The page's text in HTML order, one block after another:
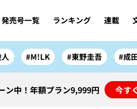
発売号一覧 ランキング 連載
#M!LK #東野圭吾 #成
ン中！年額プラン9,999円 今す